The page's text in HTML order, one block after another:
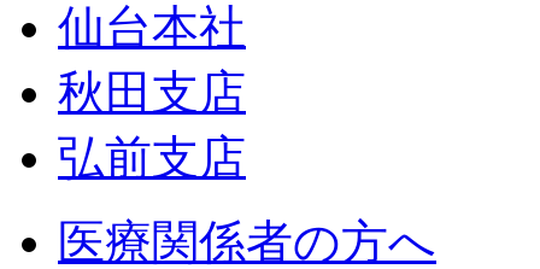
仙台本社
秋田支店
弘前支店
医療関係者の方へ